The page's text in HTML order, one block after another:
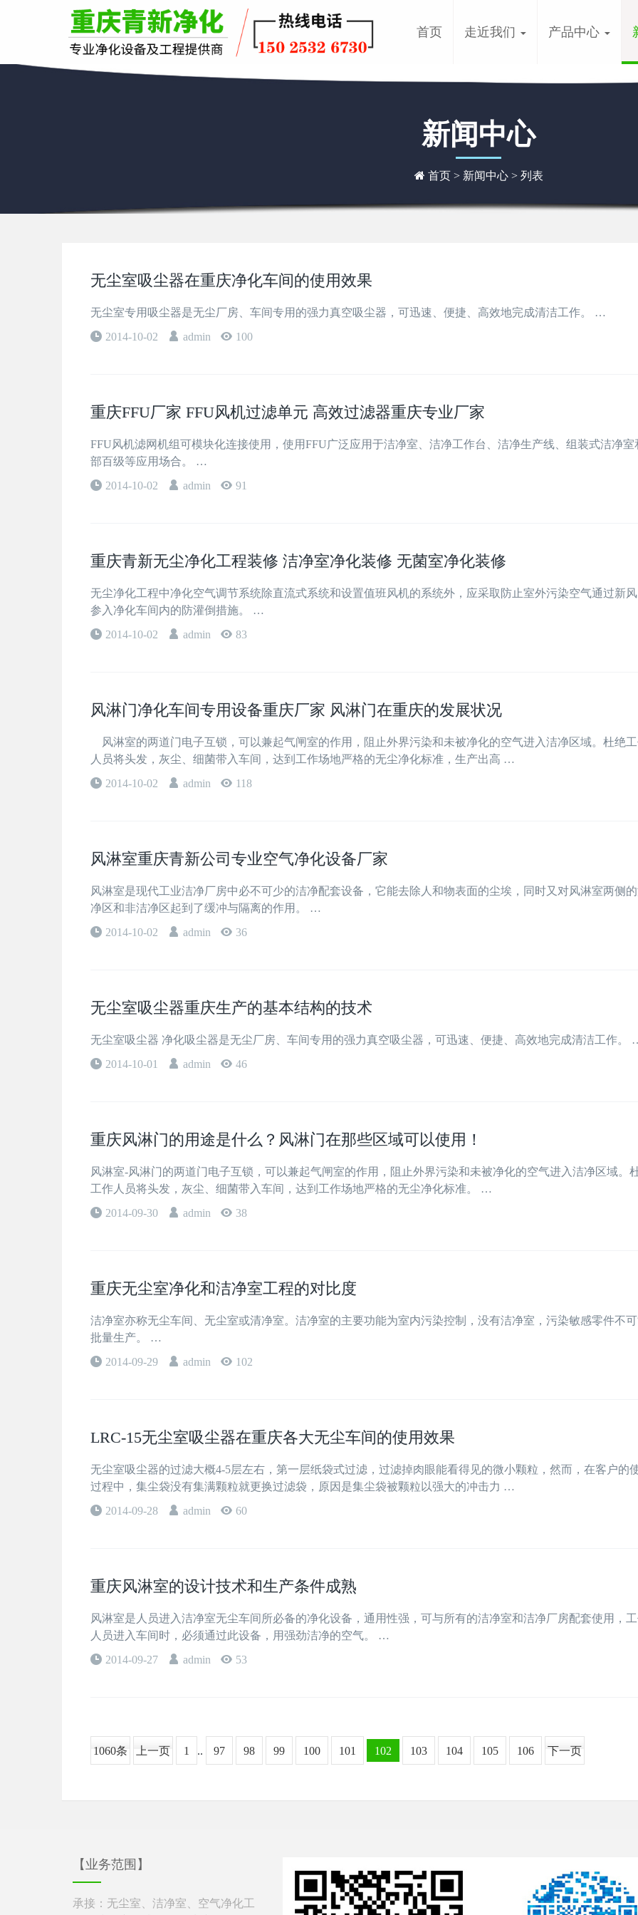
首页 走近我们 产品中心
新闻中心
首页> 新闻中心> 列表
无尘室吸尘器在重庆净化车间的使用效果
无尘室专用吸尘器是无尘厂房、车间专用的强力真空吸尘器，可迅速、便捷、高效地完成清洁工作。 …
2014-10-02
admin 100
重庆FFU厂家 FFU风机过滤单元 高效过滤器重庆专业厂家
FFU风机滤网机组可模块化连接使用，使用FFU广泛应用于洁净室、洁净工作台、洁净生产线、组装式洁净室
部百级等应用场合。 …
2014-10-02
admin 91
重庆青新无尘净化工程装修 洁净室净化装修 无菌室净化装修
无尘净化工程中净化空气调节系统除直流式系统和设置值班风机的系统外，应采取防止室外污染空气通过新
参入净化车间内的防灌倒措施。 …
2014-10-02
admin 83
风淋门净化车间专用设备重庆厂家 风淋门在重庆的发展状况
风淋室的两道门电子互锁，可以兼起气闸室的作用，阻止外界污染和未被净化的空气进入洁净区域。杜绝
人员将头发，灰尘、细菌带入车间，达到工作场地严格的无尘净化标准，生产出高 …
2014-10-02
admin 118
风淋室重庆青新公司专业空气净化设备厂家
风淋室是现代工业洁净厂房中必不可少的洁净配套设备，它能去除人和物表面的尘埃，同时又对风淋室两侧
净区和非洁净区起到了缓冲与隔离的作用。 …
2014-10-02
admin 36
无尘室吸尘器重庆生产的基本结构的技术
无尘室吸尘器 净化吸尘器是无尘厂房、车间专用的强力真空吸尘器，可迅速、便捷、高效地完成清洁工作。
2014-10-01
admin 46
重庆风淋门的用途是什么？风淋门在那些区域可以使用！
风淋室-风淋门的两道门电子互锁，可以兼起气闸室的作用，阻止外界污染和未被净化的空气进入洁净区域。
工作人员将头发，灰尘、细菌带入车间，达到工作场地严格的无尘净化标准。 …
2014-09-30
admin 38
重庆无尘室净化和洁净室工程的对比度
洁净室亦称无尘车间、无尘室或清净室。洁净室的主要功能为室内污染控制，没有洁净室，污染敏感零件不
批量生产。 …
2014-09-29
admin 102
LRC-15无尘室吸尘器在重庆各大无尘车间的使用效果
无尘室吸尘器的过滤大概4-5层左右，第一层纸袋式过滤，过滤掉肉眼能看得见的微小颗粒，然而，在客户的
过程中，集尘袋没有集满颗粒就更换过滤袋，原因是集尘袋被颗粒以强大的冲击力 …
2014-09-28
admin 60
重庆风淋室的设计技术和生产条件成熟
风淋室是人员进入洁净室无尘车间所必备的净化设备，通用性强，可与所有的洁净室和洁净厂房配套使用，
人员进入车间时，必须通过此设备，用强劲洁净的空气。 …
2014-09-27
admin 53
1060条 上一页 1 .. 97 98 99 100 101 102 103 104 105 106 下一页
【业务范围】
承接：无尘室、洁净室、空气净化工